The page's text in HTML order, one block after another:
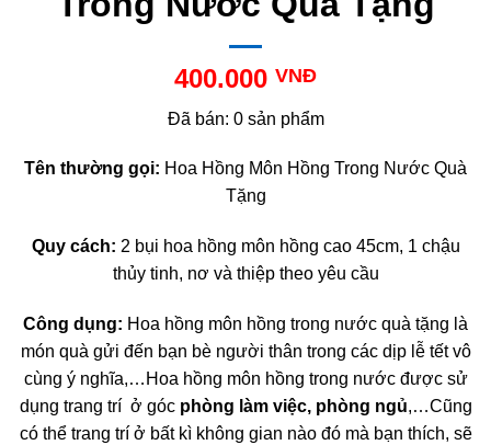
400.000 VNĐ
Đã bán: 0 sản phẩm
Tên thường gọi: Hoa Hồng Môn Hồng Trong Nước Quà
Tặng
Quy cách: 2 bụi hoa hồng môn hồng cao 45cm, 1 chậu
thủy tinh, nơ và thiệp theo yêu cầu
Công dụng: Hoa hồng môn hồng trong nước quà tặng là
món quà gửi đến bạn bè người thân trong các dịp lễ tết vô
cùng ý nghĩa,…Hoa hồng môn hồng trong nước được sử
dụng trang trí ở góc phòng làm việc, phòng ngủ,…Cũng
có thể trang trí ở bất kì không gian nào đó mà bạn thích, sẽ